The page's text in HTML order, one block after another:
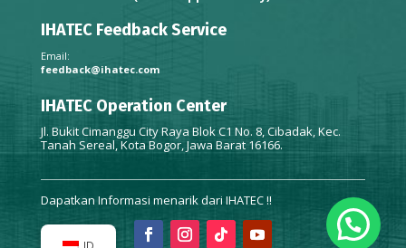
IHATEC Feedback Service
Email:
feedback@ihatec.com
IHATEC Operation Center
Jl. Bukit Cimanggu City Raya Blok C1 No. 8, Cibadak, Kec.
Tanah Sereal, Kota Bogor, Jawa Barat 16166.
Dapatkan Informasi menarik dari IHATEC !!